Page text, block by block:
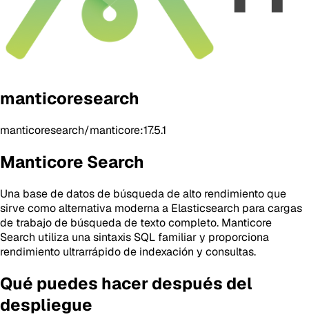
manticoresearch
manticoresearch/manticore:17.5.1
Manticore Search
Una base de datos de búsqueda de alto rendimiento que
sirve como alternativa moderna a Elasticsearch para cargas
de trabajo de búsqueda de texto completo. Manticore
Search utiliza una sintaxis SQL familiar y proporciona
rendimiento ultrarrápido de indexación y consultas.
Qué puedes hacer después del
despliegue